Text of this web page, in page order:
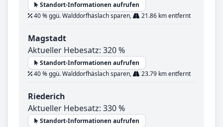
Standort-Informationen aufrufen
40 % ggü. Walddorfhäslach sparen,
21.86 km entfernt
Magstadt
Aktueller Hebesatz: 320 %
Standort-Informationen aufrufen
40 % ggü. Walddorfhäslach sparen,
23.79 km entfernt
Riederich
Aktueller Hebesatz: 330 %
Standort-Informationen aufrufen